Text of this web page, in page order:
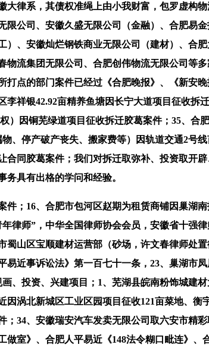
律系，其债权准绳上由小我财富，包罗虚构
公司、安徽久盛无限公司（金融）、合肥易
、安徽灿烂钢铁商业无限公司（建材）、合
流集团无限公司、合肥创伟物流无限公司等
点的部门案件已经过《合肥晚报》、《新安
祥银42.92亩精养鱼塘因长宁大道项目征收
）因铜芜绿道项目征收拆迁胶葛案件；35、
、停产破产丧失、搬家费等）因轨道交通2号
同胶葛案件；我们对拆迁取弥补、投资取开
具有出格的学问和经验。
；16、合肥市包河区赵期为租赁商铺因巢湖
律师”，中华全国律师协会会员，安徽省十
山区宝顺建材运营部（砂场，许文春律师处
近事诉讼法》第一百七十一条，23、巢湖市
、投资、兴建项目；1、芜湖县皖南粉饰城建
涡北新城区工业区园项目征收121亩菜地、
34、安徽瑞安汽车发卖无限公司取六安市精
室》、合肥人平易近《148法令糊口毗连》